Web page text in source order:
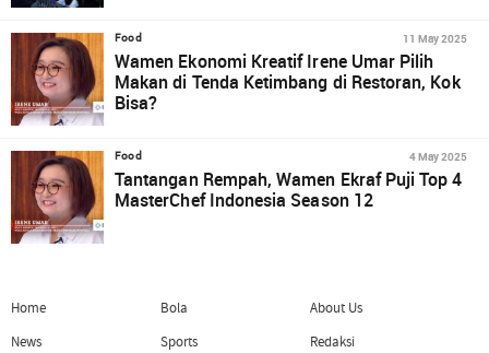
Food 11 May 2025
Wamen Ekonomi Kreatif Irene Umar Pilih
Makan di Tenda Ketimbang di Restoran, Kok
Bisa?
Food 4 May 2025
Tantangan Rempah, Wamen Ekraf Puji Top 4
MasterChef Indonesia Season 12
Home
News
Bola
Sports
About Us
Redaksi